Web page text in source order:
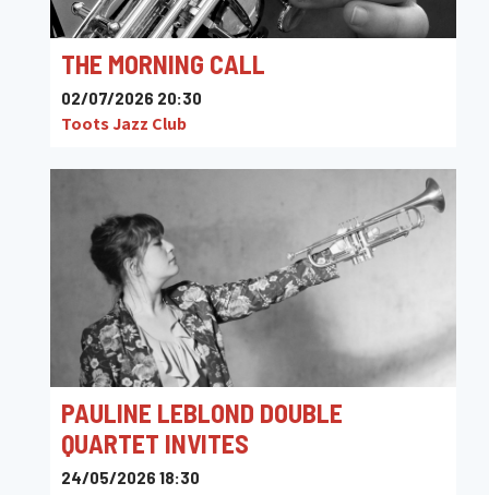
THE MORNING CALL
02/07/2026 20:30
Toots Jazz Club
PAULINE LEBLOND DOUBLE
QUARTET INVITES
24/05/2026 18:30